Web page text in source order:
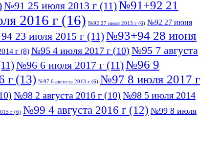
№91 25 июля 2013 г (11)№91+92 21
2016 г (16) №92 27 июля 2013 г (6) №92 27 июня
23 июля 2015 г (11)№93+94 28 июня
г (8) №95 4 июля 2017 г (10) №95 7 августа
№96 6 июля 2017 г (11)№96 9
г (13) №97 6 августа 2013 г (6) №97 8 июля 2017 г
№98 2 августа 2016 г (10) №98 5 июля 2014
г (6) №99 4 августа 2016 г (12) №99 8 июля